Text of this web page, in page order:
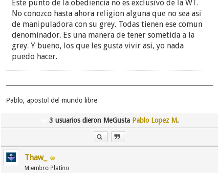
Este punto de la obediencia no es exclusivo de la WT.
No conozco hasta ahora religion alguna que no sea asi
de manipuladora con su grey. Todas tienen ese comun
denominador. Es una manera de tener sometida a la
grey. Y bueno, los que les gusta vivir asi, yo nada
puedo hacer.
Pablo, apostol del mundo libre
3 usuarios dieron MeGusta Pablo Lopez M.
Thaw_
Miembro Platino